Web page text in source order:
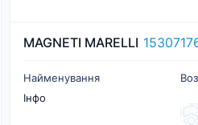
MAGNETI MARELLI
Найменування
Інфо